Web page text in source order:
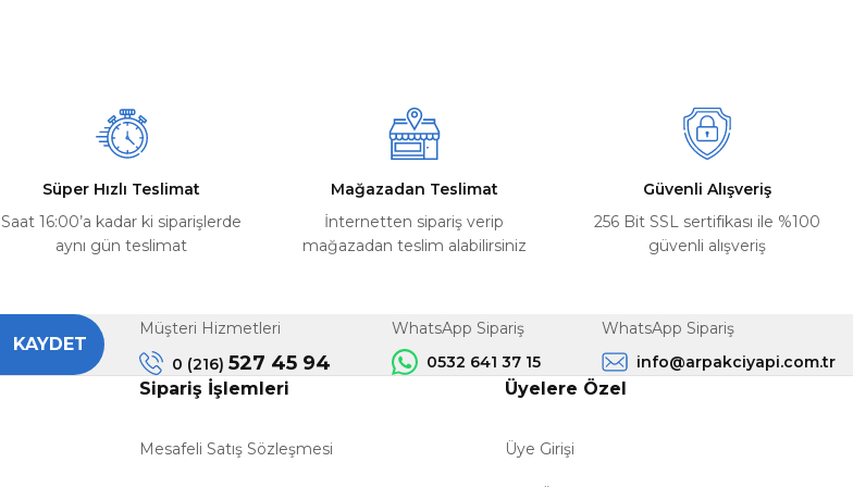
Gönder
Süper Hızlı Teslimat
Saat 16:00’a kadar ki siparişlerde
aynı gün teslimat
Mağazadan Teslimat
İnternetten sipariş verip
mağazadan teslim alabilirsiniz
Güvenli Alışveriş
256 Bit SSL sertifikası ile %100
güvenli alışveriş
KAYDET
Müşteri Hizmetleri
0 (216) 527 45 94
WhatsApp Sipariş
0532 641 37 15
WhatsApp Sipariş
info@arpakciyapi.com.tr
Sipariş İşlemleri
Mesafeli Satış Sözleşmesi
Üyelere Özel
Üye Girişi